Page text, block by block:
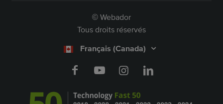
© Webador
Tous droits réservés
Français (Canada)